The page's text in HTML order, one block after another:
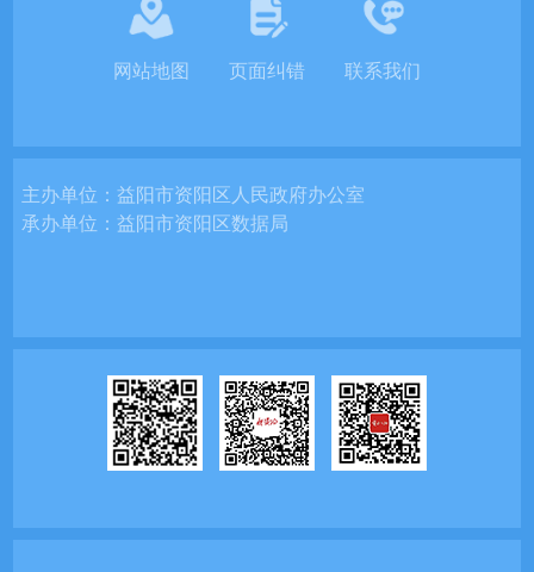
网站地图 页面纠错 联系我们
主办单位：益阳市资阳区人民政府办公室
承办单位：益阳市资阳区数据局